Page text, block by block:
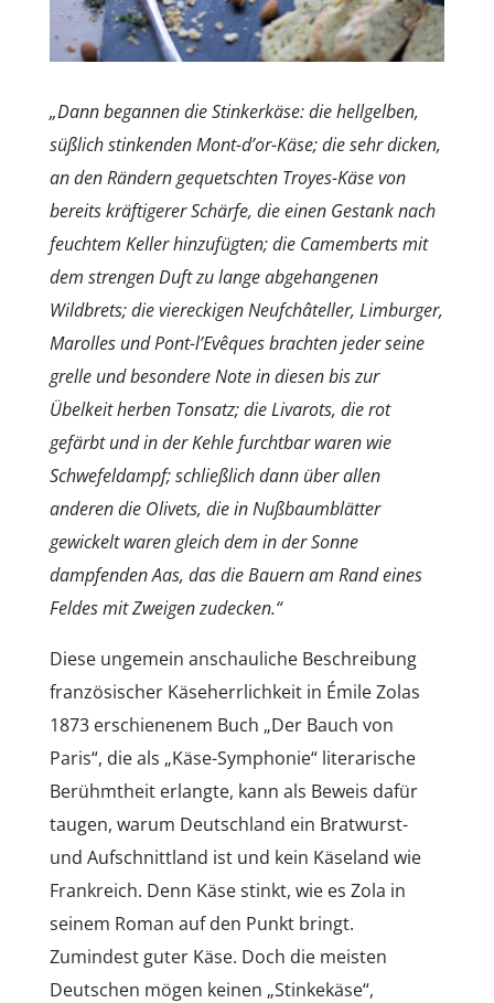
„Dann begannen die Stinkerkäse: die hellgelben,
süßlich stinkenden Mont-d’or-Käse; die sehr dicken,
an den Rändern gequetschten Troyes-Käse von
bereits kräftigerer Schärfe, die einen Gestank nach
feuchtem Keller hinzufügten; die Camemberts mit
dem strengen Duft zu lange abgehangenen
Wildbrets; die viereckigen Neufchâteller, Limburger,
Marolles und Pont-l’Evêques brachten jeder seine
grelle und besondere Note in diesen bis zur
Übelkeit herben Tonsatz; die Livarots, die rot
gefärbt und in der Kehle furchtbar waren wie
Schwefeldampf; schließlich dann über allen
anderen die Olivets, die in Nußbaumblätter
gewickelt waren gleich dem in der Sonne
dampfenden Aas, das die Bauern am Rand eines
Feldes mit Zweigen zudecken.“
Diese ungemein anschauliche Beschreibung
französischer Käseherrlichkeit in Émile Zolas
1873 erschienenem Buch „Der Bauch von
Paris“, die als „Käse-Symphonie“ literarische
Berühmtheit erlangte, kann als Beweis dafür
taugen, warum Deutschland ein Bratwurst-
und Aufschnittland ist und kein Käseland wie
Frankreich. Denn Käse stinkt, wie es Zola in
seinem Roman auf den Punkt bringt.
Zumindest guter Käse. Doch die meisten
Deutschen mögen keinen „Stinkekäse“,